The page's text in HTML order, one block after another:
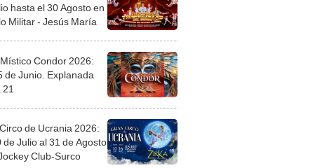
hasta el 30 Agosto en
Militar - Jesús María
Condor 2026:
de Junio. Explanada
de Ucrania 2026:
de Julio al 31 de Agosto
Club-Surco